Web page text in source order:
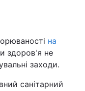
на
здоров'я не
заходи.
санітарний